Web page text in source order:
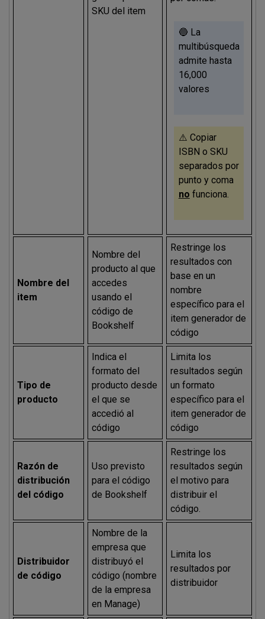
SKU del item
🔵 La
multibúsqueda
admite hasta
16,000
valores
⚠️ Copiar
ISBN o SKU
separados por
punto y coma
no funciona.
Nombre del
item
Nombre del
producto al que
accedes
usando el
código de
Bookshelf
Restringe los
resultados con
base en un
nombre
específico para el
item generador de
código
Tipo de
producto
Indica el
formato del
producto desde
el que se
accedió al
código
Limita los
resultados según
un formato
específico para el
item generador de
código
Razón de
distribución
del código
Uso previsto
para el código
de Bookshelf
Restringe los
resultados según
el motivo para
distribuir el
código.
Distribuidor
de código
Nombre de la
empresa que
distribuyó el
código (nombre
de la empresa
en Manage)
Limita los
resultados por
distribuidor